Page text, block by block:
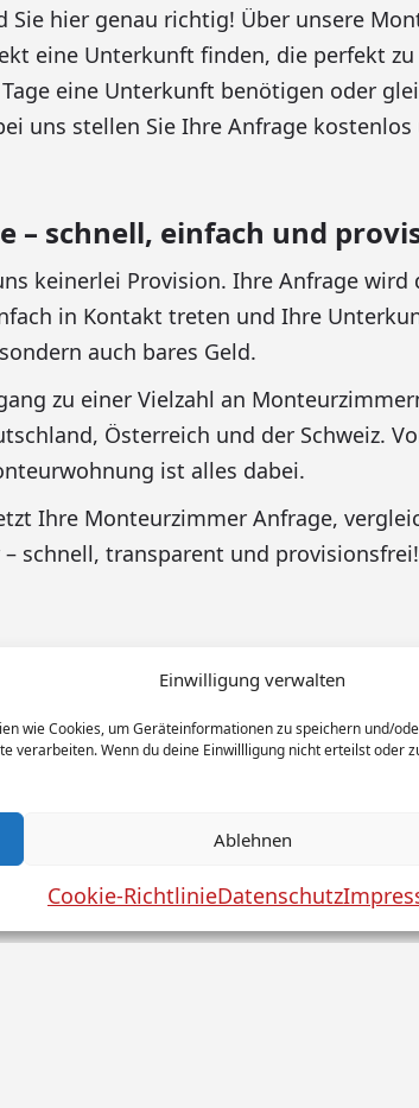
Einwilligung verwalten
wie Cookies, um Geräteinformationen zu speichern und/
verarbeiten. Wenn du deine Einwillligung nicht erteilst
Ablehnen
Cookie-RichtlinieDatenschutz
Sie hier genau richtig! Über unsere
eine Unterkunft finden, die perfekt
eine Unterkunft benötigen oder
uns stellen Sie Ihre Anfrage
– schnell, einfach und
keinerlei Provision. Ihre Anfrage
in Kontakt treten und Ihre
auch bares Geld.
zu einer Vielzahl an
Österreich und der Schweiz.
ist alles dabei.
Ihre Monteurzimmer Anfrage,
schnell, transparent und provisionsfrei!